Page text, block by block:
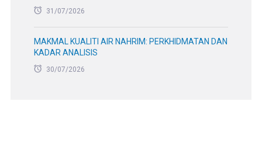
31/07/2026
MAKMAL KUALITI AIR NAHRIM: PERKHIDMATAN DAN
KADAR ANALISIS
30/07/2026